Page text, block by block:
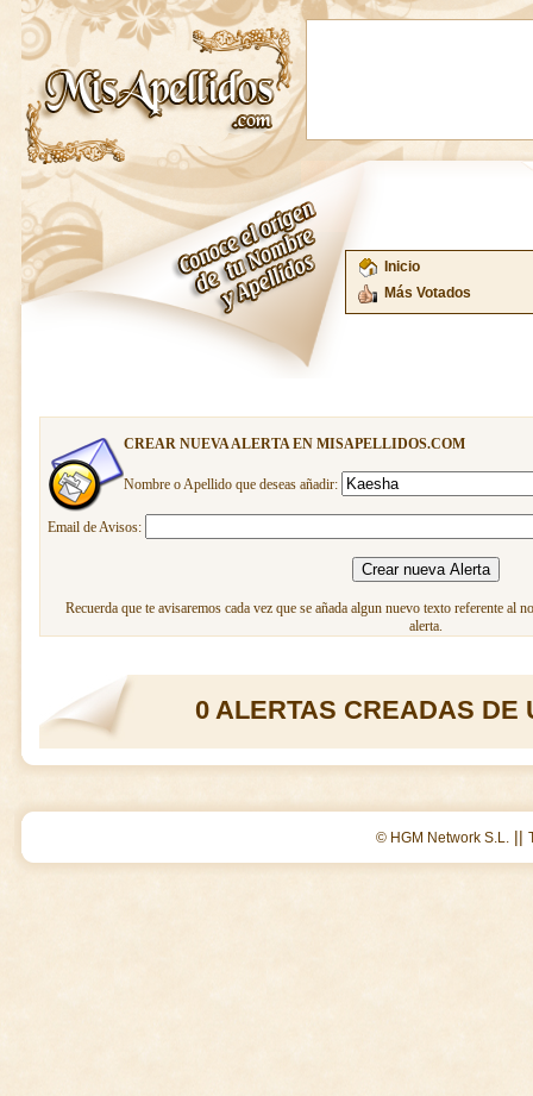
Inicio
Más Votados
CREAR NUEVA ALERTA EN MISAPELLIDOS.COM
Nombre o Apellido que deseas añadir:
Email de Avisos:
Recuerda que te avisaremos cada vez que se añada algun nuevo texto referente al
alerta.
0 ALERTAS CREADAS DE
© HGM Network S.L. ||